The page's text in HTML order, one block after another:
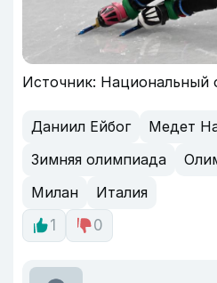
Источник: Национальный
Даниил Ейбог
Медет
Зимняя олимпиада
Милан
Италия
1
0